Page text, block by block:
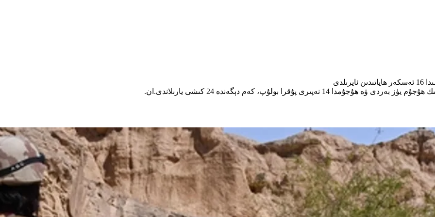
پۇقرا بولۇپ، كەم دېگەندە 24 كىشى يارىلاندى.ان.